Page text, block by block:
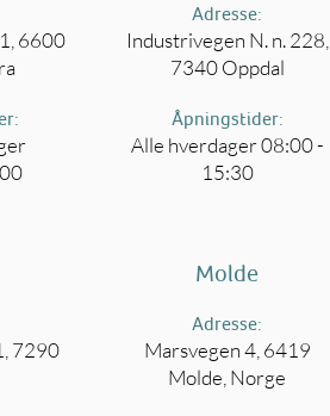
6600
7290
Adresse:
Industrivegen N. n. 228,
7340 Oppdal
Åpningstider:
Alle hverdager 08:00 -
15:30
Molde
Adresse:
Marsvegen 4, 6419
Molde, Norge